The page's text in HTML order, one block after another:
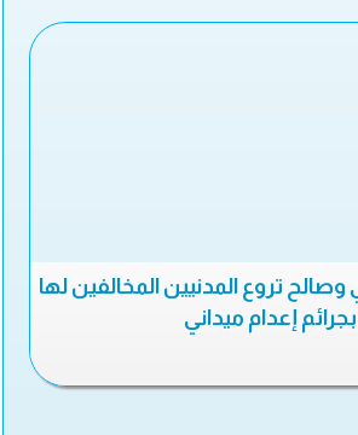
تروع المدنيين المخالفين لها
بجرائم إعدام ميداني